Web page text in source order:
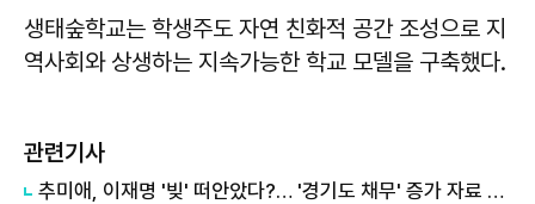
생태숲학교는 학생주도 자연 친화적 공간 조성으로 지
역사회와 상생하는 지속가능한 학교 모델을 구축했다.
관련기사
추미애, 이재명 '빚' 떠안았다?… '경기도 채무' 증가 자료 실시간 확산